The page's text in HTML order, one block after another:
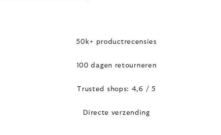
50k+ productrecensies
100 dagen retourneren
Trusted shops: 4,6 / 5
Directe verzending